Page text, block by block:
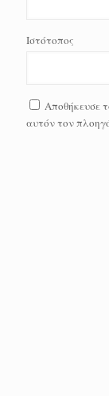
Ιστότοπος
Αποθήκευσε
αυτόν τον